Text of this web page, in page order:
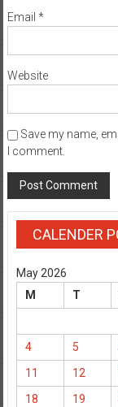
Email *
Website
Save my name,
I comment.
CALENDER
May 2026
M
T
4
5
11
12
18
19